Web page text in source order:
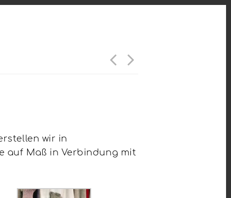
wir in
auf Maß in Verbindung mit